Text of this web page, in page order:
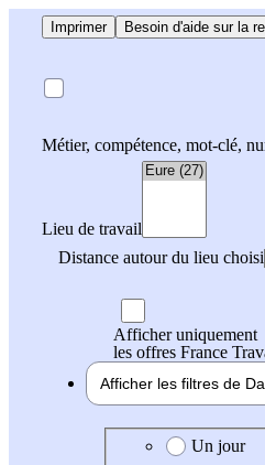
Imprimer Besoin d'aide sur la
Métier, compétence, mot-clé,
Lieu de travail
Distance autour du lieu choisi
Afficher uniquement
les offres France
Afficher les filtres de
Date de création de
Un jour